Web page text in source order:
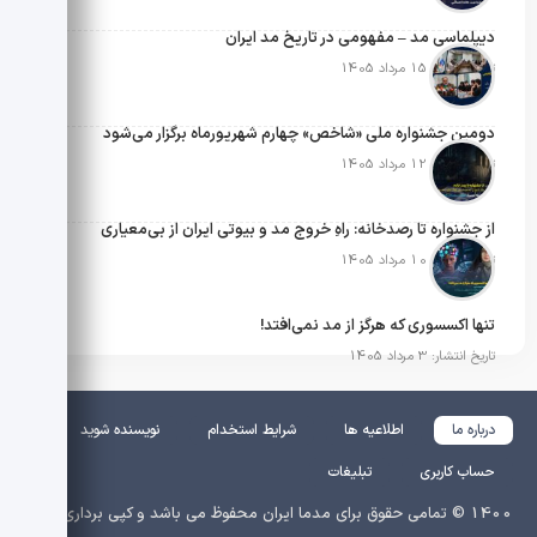
دیپلماسی مد – مفهومی در تاریخ مد ایران
تاریخ انتشار: 15 مرداد 1405
دومین جشنواره ملی «شاخص» چهارم شهریورماه برگزار می‌شود
تاریخ انتشار: 12 مرداد 1405
از جشنواره تا رصدخانه: راهِ خروج مد و بیوتی ایران از بی‌معیاری
تاریخ انتشار: 10 مرداد 1405
تنها اکسسوری که هرگز از مد نمی‌افتد!
تاریخ انتشار: 3 مرداد 1405
درباره ما اطلاعیه ها شرایط استخدام
نویسنده شوید
حساب کاربری
تبلیغات
1400 © تمامی حقوق برای مدما ایران محفوظ می باشد و کپی برداری از